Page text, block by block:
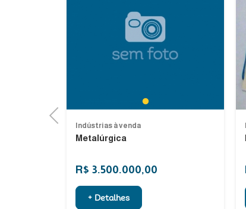
Previous
1
Indústrias à venda
Metalúrgica
R$ 3.500.000,00
+ Detalhes